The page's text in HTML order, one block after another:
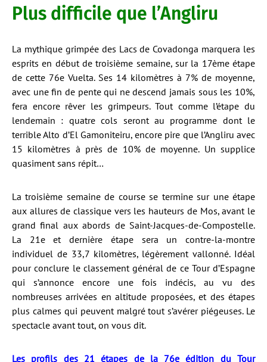
Plus difficile que l’Angliru
La mythique grimpée des Lacs de Covadonga marquera les
esprits en début de troisième semaine, sur la 17ème étape
de cette 76e Vuelta. Ses 14 kilomètres à 7% de moyenne,
avec une fin de pente qui ne descend jamais sous les 10%,
fera encore rêver les grimpeurs. Tout comme l’étape du
lendemain : quatre cols seront au programme dont le
terrible Alto d’El Gamoniteiru, encore pire que l’Angliru avec
15 kilomètres à près de 10% de moyenne. Un supplice
quasiment sans répit…
La troisième semaine de course se termine sur une étape
aux allures de classique vers les hauteurs de Mos, avant le
grand final aux abords de Saint-Jacques-de-Compostelle.
La 21e et dernière étape sera un contre-la-montre
individuel de 33,7 kilomètres, légèrement vallonné. Idéal
pour conclure le classement général de ce Tour d’Espagne
qui s’annonce encore une fois indécis, au vu des
nombreuses arrivées en altitude proposées, et des étapes
plus calmes qui peuvent malgré tout s’avérer piégeuses. Le
spectacle avant tout, on vous dit.
Les profils des 21 étapes de la 76e édition du Tour